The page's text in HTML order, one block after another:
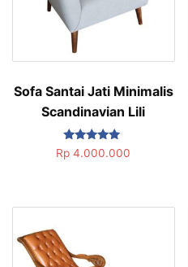
Sofa Santai Jati Minimalis
Scandinavian Lili
Dinilai
5.00
Rp 4.000.000